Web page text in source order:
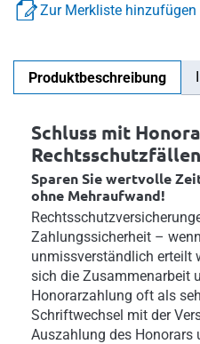
Zur Merkliste hinzufügen
Produktbeschreibung
Schluss mit
Sparen Sie wertvolle
ohne Mehraufwand!
Zahlungssicherheit –
unmissverständlich erteilt
sich die Zusammenarbeit
Honorarzahlung oft als
Schriftwechsel mit der
Auszahlung des Honorars